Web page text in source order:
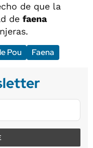
de que la
de faena
Pou Faena